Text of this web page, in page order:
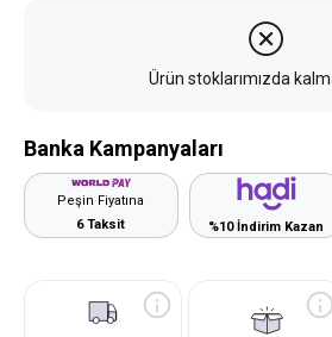
Ürün stoklarımızda
Banka Kampanyaları
Peşin Fiyatına
6 Taksit
%10 İndirim Kazan